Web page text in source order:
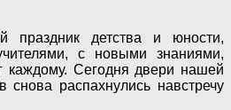
праздник детства и юности,
с новыми знаниями,
каждому. Сегодня двери нашей
снова распахнулись навстречу